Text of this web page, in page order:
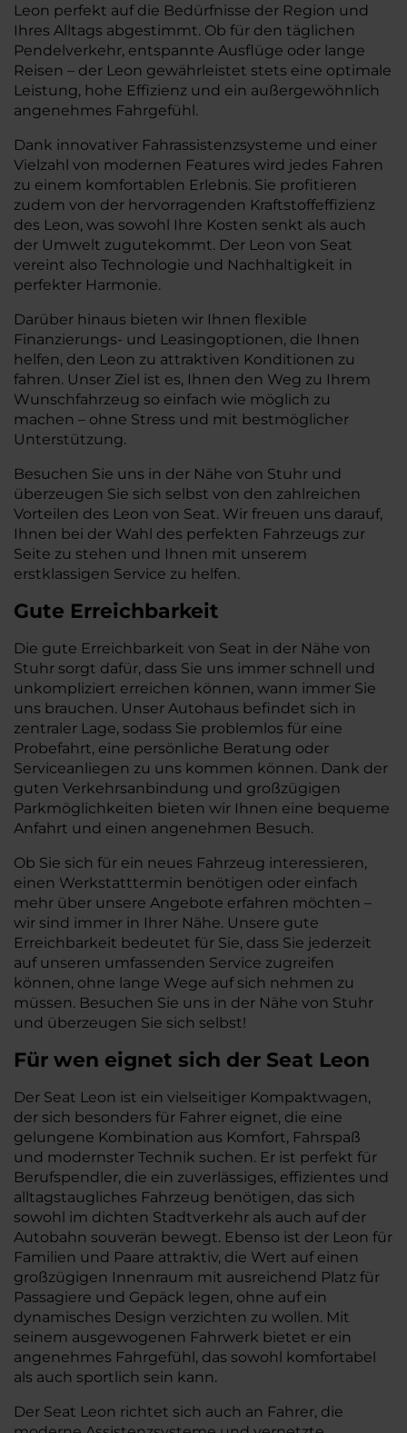
Leon perfekt auf die Bedürfnisse der Region und
Ihres Alltags abgestimmt. Ob für den täglichen
Pendelverkehr, entspannte Ausflüge oder lange
Reisen – der Leon gewährleistet stets eine optimale
Leistung, hohe Effizienz und ein außergewöhnlich
angenehmes Fahrgefühl.
Dank innovativer Fahrassistenzsysteme und einer
Vielzahl von modernen Features wird jedes Fahren
zu einem komfortablen Erlebnis. Sie profitieren
zudem von der hervorragenden Kraftstoffeffizienz
des Leon, was sowohl Ihre Kosten senkt als auch
der Umwelt zugutekommt. Der Leon von Seat
vereint also Technologie und Nachhaltigkeit in
perfekter Harmonie.
Darüber hinaus bieten wir Ihnen flexible
Finanzierungs- und Leasingoptionen, die Ihnen
helfen, den Leon zu attraktiven Konditionen zu
fahren. Unser Ziel ist es, Ihnen den Weg zu Ihrem
Wunschfahrzeug so einfach wie möglich zu
machen – ohne Stress und mit bestmöglicher
Unterstützung.
Besuchen Sie uns in der Nähe von Stuhr und
überzeugen Sie sich selbst von den zahlreichen
Vorteilen des Leon von Seat. Wir freuen uns darauf,
Ihnen bei der Wahl des perfekten Fahrzeugs zur
Seite zu stehen und Ihnen mit unserem
erstklassigen Service zu helfen.
Gute Erreichbarkeit
Die gute Erreichbarkeit von Seat in der Nähe von
Stuhr sorgt dafür, dass Sie uns immer schnell und
unkompliziert erreichen können, wann immer Sie
uns brauchen. Unser Autohaus befindet sich in
zentraler Lage, sodass Sie problemlos für eine
Probefahrt, eine persönliche Beratung oder
Serviceanliegen zu uns kommen können. Dank der
guten Verkehrsanbindung und großzügigen
Parkmöglichkeiten bieten wir Ihnen eine bequeme
Anfahrt und einen angenehmen Besuch.
Ob Sie sich für ein neues Fahrzeug interessieren,
einen Werkstatttermin benötigen oder einfach
mehr über unsere Angebote erfahren möchten –
wir sind immer in Ihrer Nähe. Unsere gute
Erreichbarkeit bedeutet für Sie, dass Sie jederzeit
auf unseren umfassenden Service zugreifen
können, ohne lange Wege auf sich nehmen zu
müssen. Besuchen Sie uns in der Nähe von Stuhr
und überzeugen Sie sich selbst!
Für wen eignet sich der Seat Leon
Der Seat Leon ist ein vielseitiger Kompaktwagen,
der sich besonders für Fahrer eignet, die eine
gelungene Kombination aus Komfort, Fahrspaß
und modernster Technik suchen. Er ist perfekt für
Berufspendler, die ein zuverlässiges, effizientes und
alltagstaugliches Fahrzeug benötigen, das sich
sowohl im dichten Stadtverkehr als auch auf der
Autobahn souverän bewegt. Ebenso ist der Leon für
Familien und Paare attraktiv, die Wert auf einen
großzügigen Innenraum mit ausreichend Platz für
Passagiere und Gepäck legen, ohne auf ein
dynamisches Design verzichten zu wollen. Mit
seinem ausgewogenen Fahrwerk bietet er ein
angenehmes Fahrgefühl, das sowohl komfortabel
als auch sportlich sein kann.
Der Seat Leon richtet sich auch an Fahrer, die